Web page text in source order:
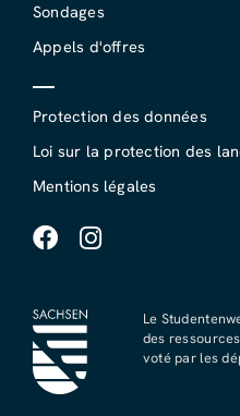
Sondages
Appels d'offres
Protection des données
Loi sur la protection des
Mentions légales
Le
des
voté par les